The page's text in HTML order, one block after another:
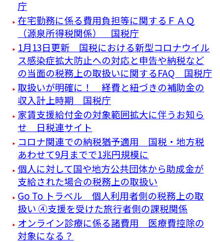
庁
在宅勤務に係る費用負担等に関するＦＡＱ
（源泉所得税関係） 国税庁
1月13日更新 国税における新型コロナウイル
ス感染症拡大防止への対応と申告や納税など
の当面の税務上の取扱いに関するFAQ 国税庁
取扱いが明確に！ 経費と紐づきの補助金の
収入計上時期 国税庁
家賃支援給付金の対象範囲拡大に伴うお知ら
せ 日税連サイト
コロナ関連での納税猶予適用 国税・地方税
あわせて9月までで1兆円規模に
個人に対して国や地方公共団体から助成金が
支給された場合の税務上の取扱い
Go To トラベル 個人利用者側の税務上の取
扱い ④支援を受けた旅行者側の課税関係
オンライン診療に係る諸費用 医療費控除の
対象になる？